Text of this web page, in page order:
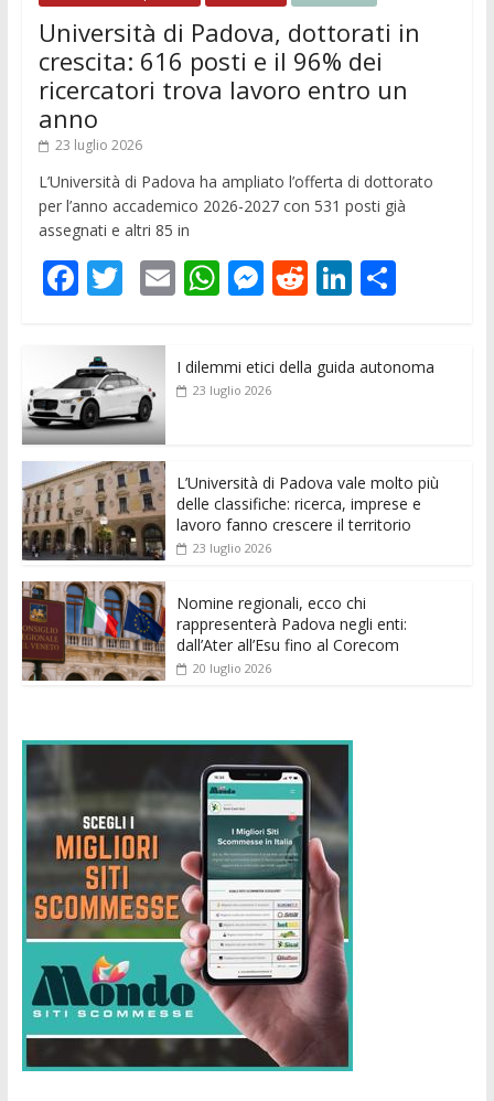
Università di Padova, dottorati in
crescita: 616 posti e il 96% dei
ricercatori trova lavoro entro un
anno
23 luglio 2026
L’Università di Padova ha ampliato l’offerta di dottorato
per l’anno accademico 2026-2027 con 531 posti già
assegnati e altri 85 in
F
e
b
o
o
k
T
itt
er
E
ai
l
W
s
p
M
ss
e
er
R
di
Li
e
C
di
I dilemmi etici della guida autonoma
23 luglio 2026
L’Università di Padova vale molto più
delle classifiche: ricerca, imprese e
lavoro fanno crescere il territorio
23 luglio 2026
Nomine regionali, ecco chi
rappresenterà Padova negli enti:
dall’Ater all’Esu fino al Corecom
20 luglio 2026